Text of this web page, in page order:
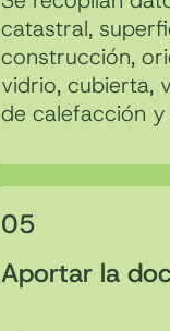
catastral,
construcción,
vidrio, cubierta,
de calefacción
05
Aportar la